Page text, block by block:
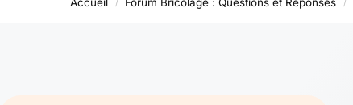
/ /